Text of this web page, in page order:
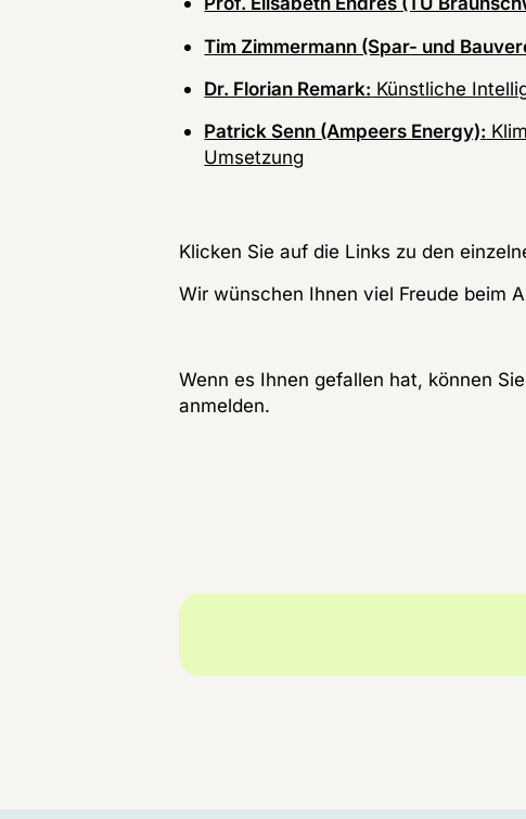
Tim Zimmermann (Spar- und
Dr. Florian Remark: Künstliche
Patrick Senn (Ampeers Energy):
Umsetzung
Klicken Sie auf die Links zu den
Wir wünschen Ihnen viel Freude beim
Wenn es Ihnen gefallen hat, können
anmelden.